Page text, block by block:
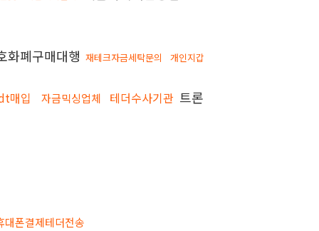
화폐구매대행 재테크자금세탁문의
개인지갑
매입 자금믹싱업체 테더수사기관 트론
대폰결제테더전송